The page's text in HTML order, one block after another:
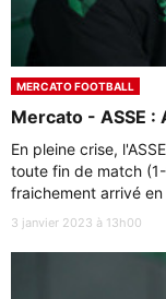
MERCATO FOOTBALL
Mercato - ASSE
En pleine crise,
toute fin de match
fraichement arrivé
3 janvier 2023 à 13h00